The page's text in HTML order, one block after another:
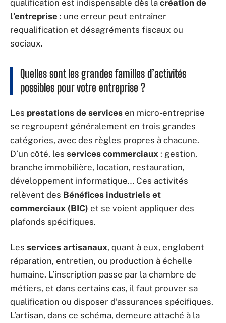
qualification est indispensable dès la création de
l’entreprise : une erreur peut entraîner
requalification et désagréments fiscaux ou
sociaux.
Quelles sont les grandes familles d’activités
possibles pour votre entreprise ?
Les prestations de services en micro-entreprise
se regroupent généralement en trois grandes
catégories, avec des règles propres à chacune.
D’un côté, les services commerciaux : gestion,
branche immobilière, location, restauration,
développement informatique… Ces activités
relèvent des Bénéfices industriels et
commerciaux (BIC) et se voient appliquer des
plafonds spécifiques.
Les services artisanaux, quant à eux, englobent
réparation, entretien, ou production à échelle
humaine. L’inscription passe par la chambre de
métiers, et dans certains cas, il faut prouver sa
qualification ou disposer d’assurances spécifiques.
L’artisan, dans ce schéma, demeure attaché à la